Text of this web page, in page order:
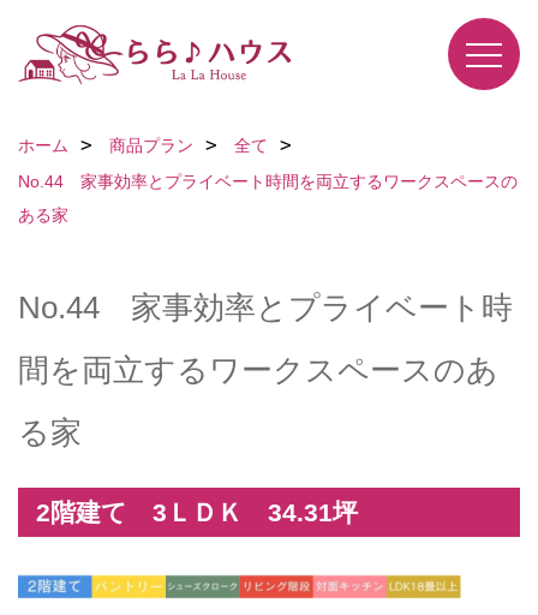
ホーム 商品プラン
全て
No.44 家事効率とプライベート時間を両立するワークスペースの
ある家
No.44 家事効率とプライベート時
間を両立するワークスペースのあ
る家
2階建て 3ＬＤＫ 34.31坪